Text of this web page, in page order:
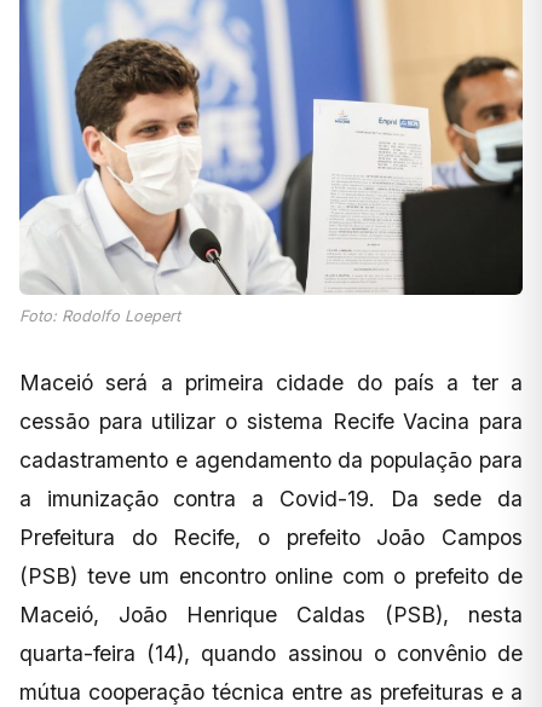
Foto: Rodolfo Loepert
Maceió será a primeira cidade do país a ter a
cessão para utilizar o sistema Recife Vacina para
cadastramento e agendamento da população para
a imunização contra a Covid-19. Da sede da
Prefeitura do Recife, o prefeito João Campos
(PSB) teve um encontro online com o prefeito de
Maceió, João Henrique Caldas (PSB), nesta
quarta-feira (14), quando assinou o convênio de
mútua cooperação técnica entre as prefeituras e a